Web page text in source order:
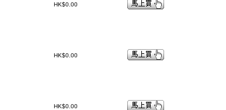
HK$0.00
HK$0.00
HK$0.00